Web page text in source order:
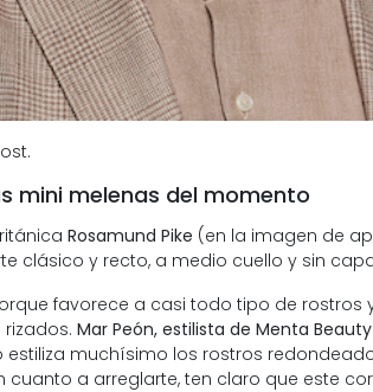
mini melenas del momento
Rosamund Pike (en la imagen de
clásico y recto, a medio cuello y sin
favorece a casi todo tipo de rostros
Mar Peón, estilista de Menta
muchísimo los rostros
cuanto a arreglarte, ten claro que este
zapatillas
para Nike
del del